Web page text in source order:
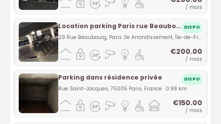
/ mois
Location parking Paris rue Beaubourg (75) DISPO
29 Rue Beaubourg, Paris 3e Arrondissement, Île-de-France, France · 0.97 km
€200.00
/ mois
Parking dans résidence privée DISPO
Rue Saint-Jacques, 75005 Paris, France · 0.98 km
€150.00
/ mois